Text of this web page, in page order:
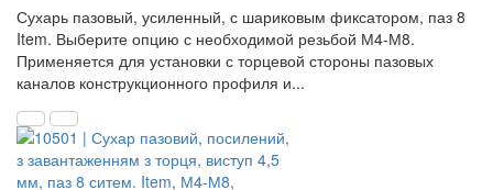
Сухарь пазовый, усиленный, с шариковым фиксатором, паз 8
Item. Выберите опцию с необходимой резьбой М4-М8.
Применяется для установки с торцевой стороны пазовых
каналов конструкционного профиля и...